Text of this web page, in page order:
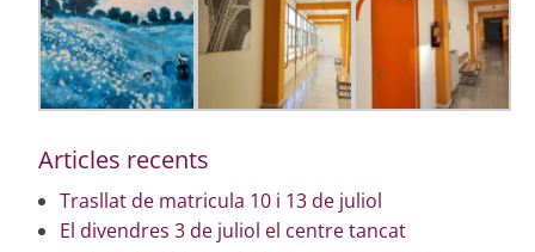
Articles recents
Trasllat de matricula 10 i 13 de juliol
El divendres 3 de juliol el centre tancat